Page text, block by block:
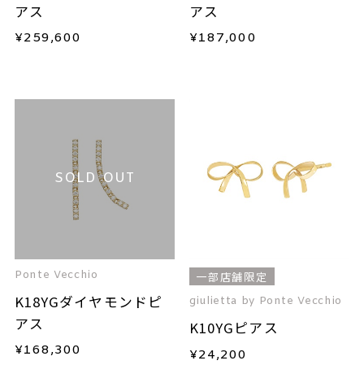
アス
¥259,600
アス
¥187,000
SOLD OUT
Ponte Vecchio
K18YGダイヤモンドピ
アス
¥168,300
一部店舗限定
giulietta by Ponte Vecchio
K10YGピアス
¥24,200